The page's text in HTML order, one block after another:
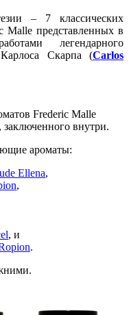
– 7 классических
Malle представленных в
легендарного
Скарпа (Carlos
Frederic Malle
заключенного внутри.
ароматы:
Ellena,
,
, и
.